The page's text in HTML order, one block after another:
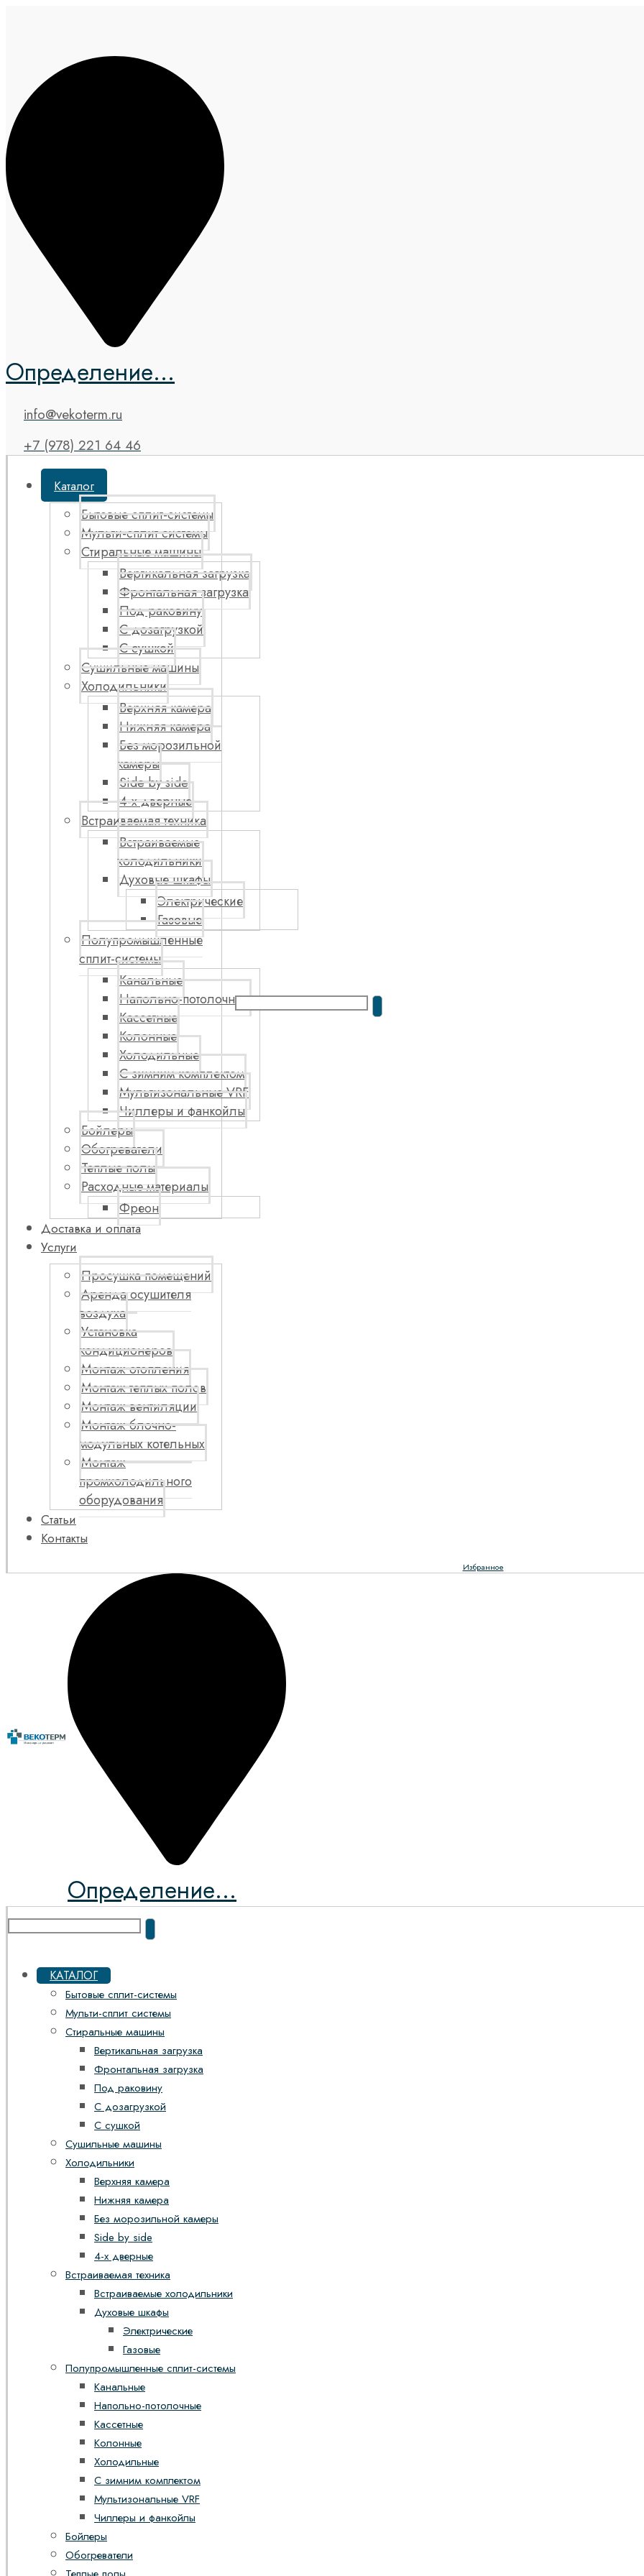
Определение...
info@vekoterm.ru
+7 (978) 221 64 46
Каталог
Бытовые сплит-системы
Мульти-сплит системы
Стиральные машины
Вертикальная загрузка
Фронтальная загрузка
Под раковину
С дозагрузкой
С сушкой
Сушильные машины
Холодильники
Верхняя камера
Нижняя камера
Без морозильной
камеры
Side by side
4-х дверные
Встраиваемая техника
Встраиваемые
холодильники
Духовые шкафы
Электрические
Газовые
Полупромышленные
сплит-системы
Канальные
Напольно-потолочные
Кассетные
Колонные
Холодильные
С зимним комплектом
Мультизональные VRF
Чиллеры и фанкойлы
Бойлеры
Обогреватели
Теплые полы
Расходные материалы
Фреон
Доставка и оплата
Услуги
Просушка помещений
Аренда осушителя
воздуха
Установка
кондиционеров
Монтаж отопления
Монтаж теплых полов
Монтаж вентиляции
Монтаж блочно-
модульных котельных
Монтаж
промхолодильного
оборудования
Статьи
Контакты
Избранное
Определение...
КАТАЛОГ
Бытовые сплит-системы
Мульти-сплит системы
Стиральные машины
Вертикальная загрузка
Фронтальная загрузка
Под раковину
С дозагрузкой
С сушкой
Сушильные машины
Холодильники
Верхняя камера
Нижняя камера
Без морозильной камеры
Side by side
4-х дверные
Встраиваемая техника
Встраиваемые холодильники
Духовые шкафы
Электрические
Газовые
Полупромышленные сплит-системы
Канальные
Напольно-потолочные
Кассетные
Колонные
Холодильные
С зимним комплектом
Мультизональные VRF
Чиллеры и фанкойлы
Бойлеры
Обогреватели